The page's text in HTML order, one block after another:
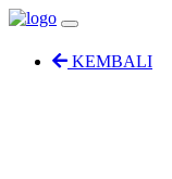
KEMBALI